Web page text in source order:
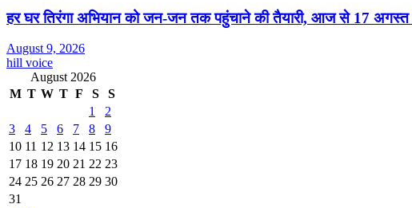
हर घर तिरंगा अभियान को जन-जन तक पहुंचाने की तैयारी, आज से 17 अगस्त
August 9, 2026
hill voice
August 2026
M T W T F S
S
1
2
3
4 5 6 7 8
9
10 11 12 13 14 15 16
17 18 19 20 21 22 23
24 25 26 27 28 29 30
31